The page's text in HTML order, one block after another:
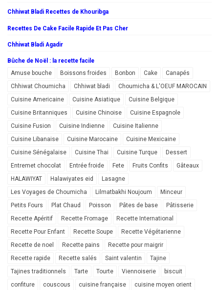
Chhiwat Bladi Recettes de Khouribga
Recettes De Cake Facile Rapide Et Pas Cher
Chhiwat Bladi Agadir
Bûche de Noël : la recette facile
Amuse bouche
Boissons froides Bonbon Cake
Canapés
Chhiwat Choumicha
Chhiwat bladi
Choumicha & L'OEUF MAROCAIN
Cuisine Americaine
Cuisine Asiatique
Cuisine Belgique
Cuisine Britanniques
Cuisine Chinoise
Cuisine Espagnole
Cuisine Fusion
Cuisine Indienne
Cuisine Italienne
Cuisine Libanaise
Cuisine Marocaine
Cuisine Mexicaine
Cuisine Sénégalaise
Cuisine Thai Cuisine Turque
Dessert
Entremet chocolat
Entrée froide Fete Fruits Confits
Gâteaux
HALAWIYAT
Halawiyates eid
Lasagne
Les Voyages de Choumicha
Lilmatbakhi Noujoum
Minceur
Petits Fours
Plat Chaud Poisson Pâtes de base
Pâtisserie
Recette Apéritif
Recette Fromage
Recette International
Recette Pour Enfant
Recette Soupe
Recette Végétarienne
Recette de noel
Recette pains
Recette pour maigrir
Recette rapide
Recette salés Saint valentin
Tajine
Tajines traditionnels
Tarte Tourte Viennoiserie
biscuit
confiture
couscous cuisine française cuisine moyen orient